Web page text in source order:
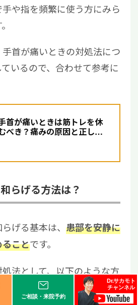
ご相談・来院予約
Dr.サカモト
チャンネル
や指を頻繁に使う方にみら
首が痛いときの対処法につ
いるので、合わせて参考に
首が痛いときは筋トレを休
べき？痛みの原因と正しい
らげる方法は？
げる基本は、 患部を安静に
ことです。
法として、以下のような方